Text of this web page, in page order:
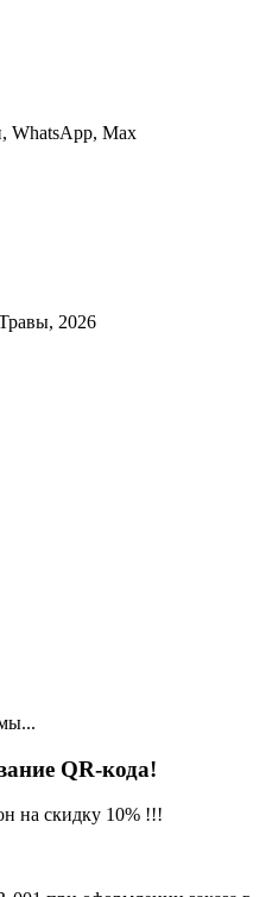
WhatsApp, Мах
2026
QR-кода!
на скидку 10% !!!